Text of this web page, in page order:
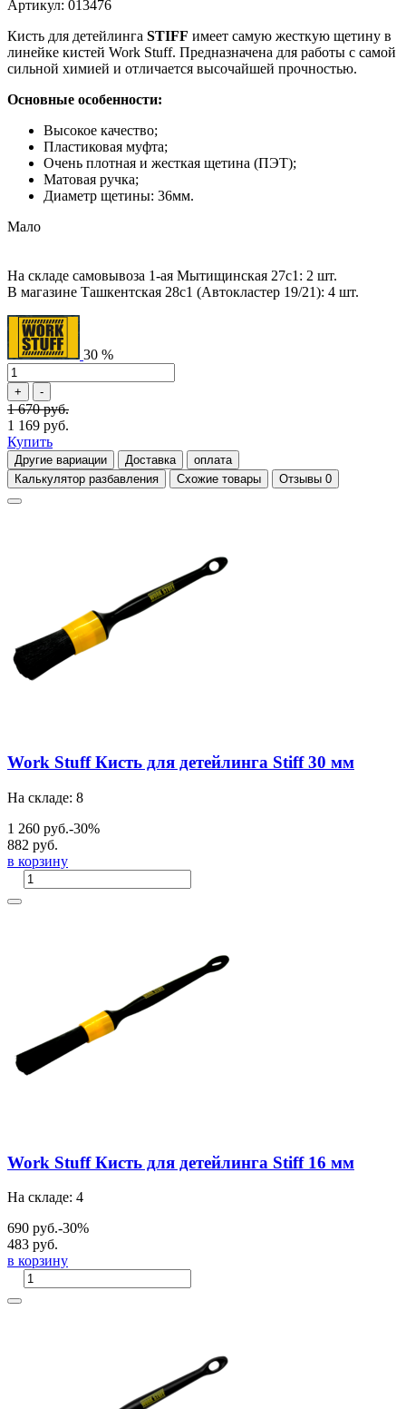
Артикул: 013476
Кисть для детейлинга STIFF имеет самую жесткую щетину в
линейке кистей Work Stuff. Предназначена для работы с самой
сильной химией и отличается высочайшей прочностью.
Основные особенности:
Высокое качество;
Пластиковая муфта;
Очень плотная и жесткая щетина (ПЭТ);
Матовая ручка;
Диаметр щетины: 36мм.
Мало
На складе самовывоза 1-ая Мытищинская 27с1: 2 шт.
В магазине Ташкентская 28с1 (Автокластер 19/21): 4 шт.
30 %
1 670 руб.
1 169 руб.
Купить
Другие вариации Доставка
оплата
Калькулятор разбавления
Схожие товары Отзывы 0
Work Stuff Кисть для детейлинга Stiff 30 мм
На складе: 8
1 260 руб.-30%
882 руб.
в корзину
Work Stuff Кисть для детейлинга Stiff 16 мм
На складе: 4
690 руб.-30%
483 руб.
в корзину